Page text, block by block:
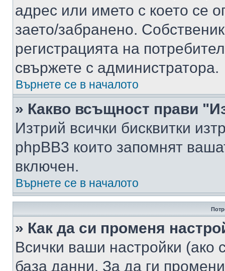
адрес или името с което се
заето/забранено.
регистрацията на
свържете с администратора.
Върнете се в началото
» Какво всъщност прави
Изтрий всички бисквитки
phpBB3 които запомнят
включен.
Върнете се в началото
» Как да си променя
Всички ваши настройки (ако
база данни. За да ги